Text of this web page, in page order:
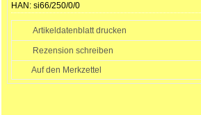
HAN: si66/250/0/0
Artikeldatenblatt drucken
Rezension schreiben